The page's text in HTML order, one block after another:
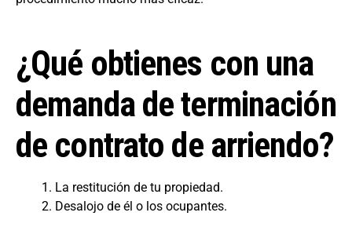
¿Qué obtienes con una
demanda de terminación
de contrato de arriendo?
La restitución de tu propiedad.
Desalojo de él o los ocupantes.